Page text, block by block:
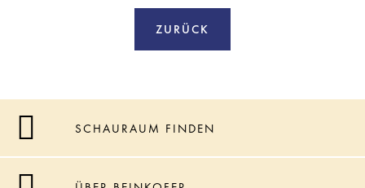
ZURÜCK
SCHAURAUM FINDEN